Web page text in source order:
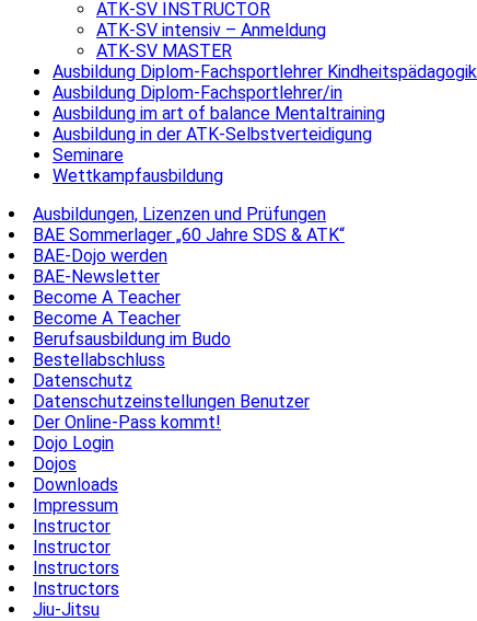
ATK-SV INSTRUCTOR
ATK-SV intensiv – Anmeldung
ATK-SV MASTER
Ausbildung Diplom-Fachsportlehrer Kindheitspädagogik
Ausbildung Diplom-Fachsportlehrer/in
Ausbildung im art of balance Mentaltraining
Ausbildung in der ATK-Selbstverteidigung
Seminare
Wettkampfausbildung
Ausbildungen, Lizenzen und Prüfungen
BAE Sommerlager „60 Jahre SDS & ATK“
BAE-Dojo werden
BAE-Newsletter
Become A Teacher
Become A Teacher
Berufsausbildung im Budo
Bestellabschluss
Datenschutz
Datenschutzeinstellungen Benutzer
Der Online-Pass kommt!
Dojo Login
Dojos
Downloads
Impressum
Instructor
Instructor
Instructors
Instructors
Jiu-Jitsu